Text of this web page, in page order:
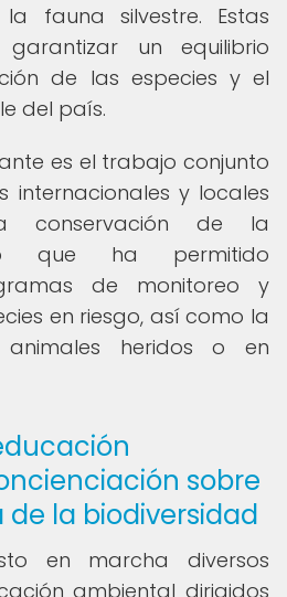
fauna silvestre. Estas
un equilibrio
de las especies y el
del país.
es el trabajo conjunto
internacionales y locales
conservación de la
que ha permitido
de monitoreo y
en riesgo, así como la
animales heridos o en
sobre
la biodiversidad
en marcha diversos
ambiental dirigidos